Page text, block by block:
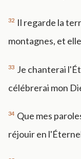
32 Il regarde la
montagnes, et
33 Je chanterai
célébrerai mon
34 Que mes
réjouir en